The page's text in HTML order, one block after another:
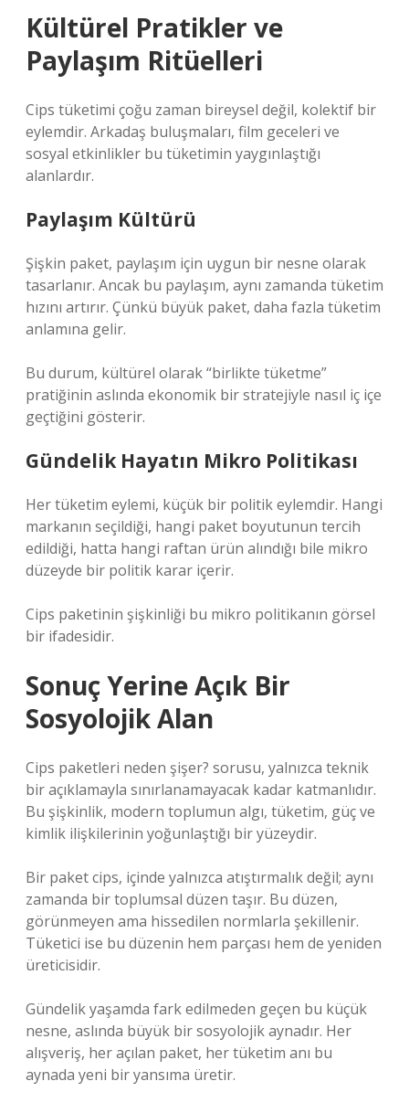
Kültürel Pratikler ve
Paylaşım Ritüelleri
Cips tüketimi çoğu zaman bireysel değil, kolektif bir
eylemdir. Arkadaş buluşmaları, film geceleri ve
sosyal etkinlikler bu tüketimin yaygınlaştığı
alanlardır.
Paylaşım Kültürü
Şişkin paket, paylaşım için uygun bir nesne olarak
tasarlanır. Ancak bu paylaşım, aynı zamanda tüketim
hızını artırır. Çünkü büyük paket, daha fazla tüketim
anlamına gelir.
Bu durum, kültürel olarak “birlikte tüketme”
pratiğinin aslında ekonomik bir stratejiyle nasıl iç içe
geçtiğini gösterir.
Gündelik Hayatın Mikro Politikası
Her tüketim eylemi, küçük bir politik eylemdir. Hangi
markanın seçildiği, hangi paket boyutunun tercih
edildiği, hatta hangi raftan ürün alındığı bile mikro
düzeyde bir politik karar içerir.
Cips paketinin şişkinliği bu mikro politikanın görsel
bir ifadesidir.
Sonuç Yerine Açık Bir
Sosyolojik Alan
Cips paketleri neden şişer? sorusu, yalnızca teknik
bir açıklamayla sınırlanamayacak kadar katmanlıdır.
Bu şişkinlik, modern toplumun algı, tüketim, güç ve
kimlik ilişkilerinin yoğunlaştığı bir yüzeydir.
Bir paket cips, içinde yalnızca atıştırmalık değil; aynı
zamanda bir toplumsal düzen taşır. Bu düzen,
görünmeyen ama hissedilen normlarla şekillenir.
Tüketici ise bu düzenin hem parçası hem de yeniden
üreticisidir.
Gündelik yaşamda fark edilmeden geçen bu küçük
nesne, aslında büyük bir sosyolojik aynadır. Her
alışveriş, her açılan paket, her tüketim anı bu
aynada yeni bir yansıma üretir.